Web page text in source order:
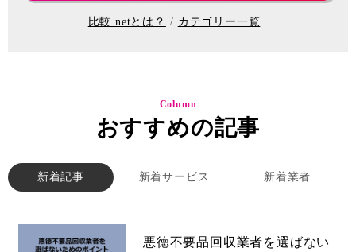
比較.netとは？ カテゴリー一覧
Column
おすすめの記事
新着記事 新着サービス 新着業者
悪徳不要品回収業者を選ばない